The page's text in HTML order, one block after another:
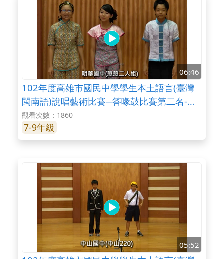
06:46
102年度高雄市國民中學學生本土語言(臺灣
閩南語)說唱藝術比賽─答喙鼓比賽第二名-明
華國中
觀看次數：1860
7-9年級
05:52